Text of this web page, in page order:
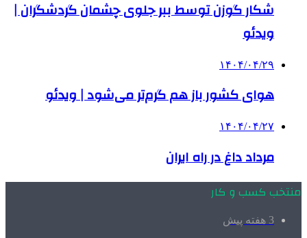
شکار گوزن توسط ببر جلوی چشمان گردشگران |
ویدئو
۱۴۰۴/۰۴/۲۹
هوای کشور باز هم گرم‌تر می‌شود | ویدئو
۱۴۰۴/۰۴/۲۷
مرداد داغ در راه ایران
منتخب کسب و کار
3 هفته پیش